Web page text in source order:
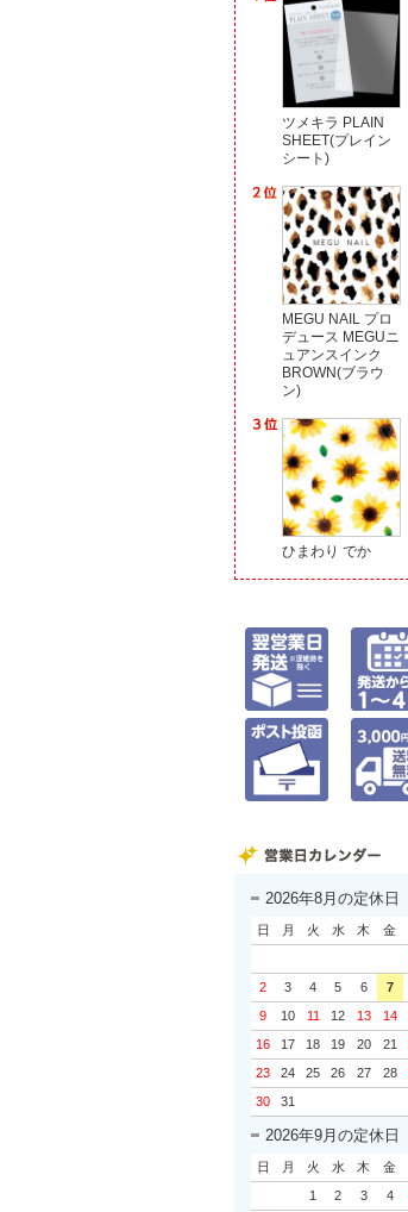
ツメキラ PLAIN
SHEET(プレイン
シート)
MEGU NAIL プロ
デュース MEGUニ
ュアンスインク
BROWN(ブラウ
ン)
ひまわり でか
2026年8月の定休日
日 月 火 水 木 金
2
3 4 5 6 7
9
10 11 12 13 14
16
17 18 19 20 21
23
24 25 26 27 28
30
31
2026年9月の定休日
日 月 火 水 木 金
1
2 3 4